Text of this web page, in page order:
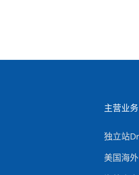
主营业务
独立站
美国海